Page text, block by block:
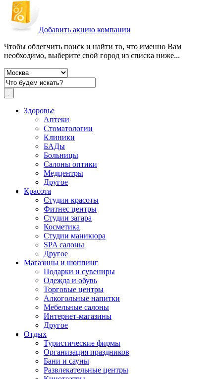
Добавить акцию компании
Чтобы облегчить поиск и найти то, что именно Вам
необходимо, выберите свой город из списка ниже...
Здоровье
Аптеки
Стоматологии
Клиники
БАДы
Больницы
Салоны оптики
Медцентры
Другое
Красота
Студии красоты
Фитнес центры
Студии загара
Косметика
Студии маникюра
SPA салоны
Другое
Магазины и шоппинг
Подарки и сувениры
Одежда и обувь
Торговые центры
Алкогольные напитки
Мебельные салоны
Интернет-магазины
Другое
Отдых
Туристические фирмы
Организация праздников
Бани и сауны
Развлекательные центры